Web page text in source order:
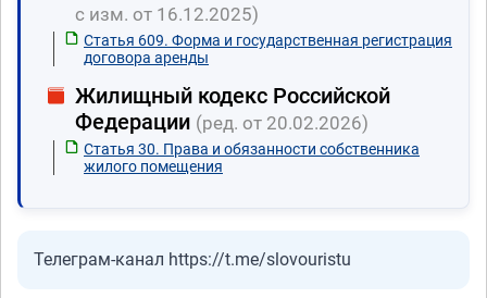
с изм. от 16.12.2025)
Статья 609. Форма и государственная регистрация
договора аренды
Жилищный кодекс Российской
Федерации (ред. от 20.02.2026)
Статья 30. Права и обязанности собственника
жилого помещения
Телеграм-канал https://t.me/slovouristu